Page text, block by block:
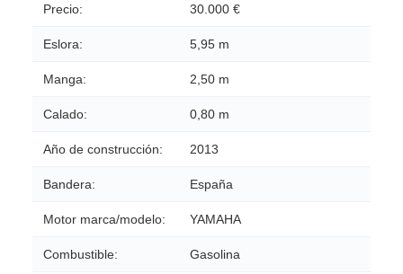
Precio: 30.000 €
Eslora: 5,95 m
Manga: 2,50 m
Calado: 0,80 m
Año de construcción: 2013
Bandera: España
Motor marca/modelo: YAMAHA
Combustible: Gasolina